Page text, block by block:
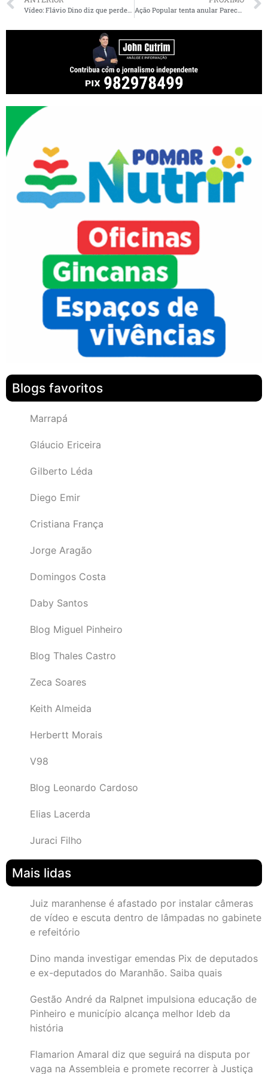
Vídeo: Flávio Dino diz que perdeu 23 quilos e brinca ao ganhar doces Ação Popular tenta anular Parecer Prévio do TCE-MA emitido em favor da ex-prefeita Irlahi
Blogs favoritos
Marrapá
Gláucio Ericeira
Gilberto Léda
Diego Emir
Cristiana França
Jorge Aragão
Domingos Costa
Daby Santos
Blog Miguel Pinheiro
Blog Thales Castro
Zeca Soares
Keith Almeida
Herbertt Morais
V98
Blog Leonardo Cardoso
Elias Lacerda
Juraci Filho
Mais lidas
Juiz maranhense é afastado por instalar câmeras
de vídeo e escuta dentro de lâmpadas no gabinete
e refeitório
Dino manda investigar emendas Pix de deputados
e ex-deputados do Maranhão. Saiba quais
Gestão André da Ralpnet impulsiona educação de
Pinheiro e município alcança melhor Ideb da
história
Flamarion Amaral diz que seguirá na disputa por
vaga na Assembleia e promete recorrer à Justiça